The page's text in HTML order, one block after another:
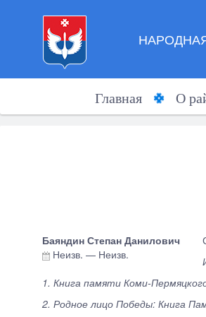
Главная О
Баяндин Степан Данилович
Неизв. — Неизв.
1. Книга памяти Коми-
2. Родное лицо Победы: Книга